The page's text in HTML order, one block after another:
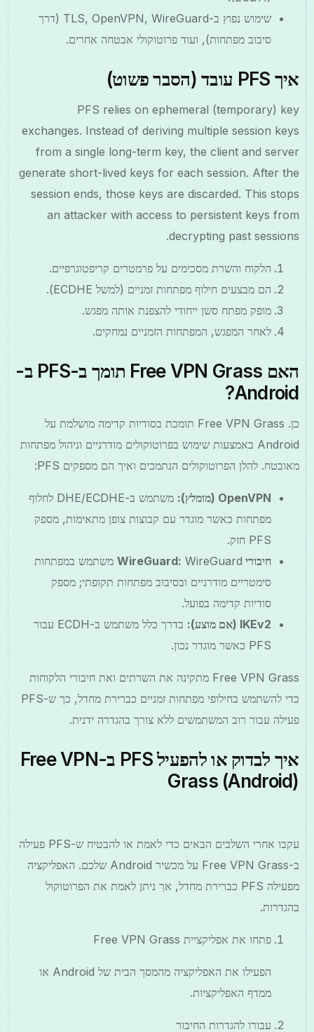
שימוש נפוץ ב-TLS, OpenVPN, WireGuard (דרך
סיבוב מפתחות), ועוד פרוטוקולי אבטחה אחרים.
איך PFS עובד (הסבר פשוט)
PFS relies on ephemeral (temporary) key
exchanges. Instead of deriving multiple session keys
from a single long-term key, the client and server
generate short-lived keys for each session. After the
session ends, those keys are discarded. This stops
an attacker with access to persistent keys from
decrypting past sessions.
הלקוח והשרת מסכימים על פרמטרים קריפטוגרפיים.
הם מבצעים חילוף מפתחות זמניים (למשל ECDHE).
מופק מפתח סשן ייחודי להצפנת אותה מפגש.
לאחר המפגש, המפתחות הזמניים נמחקים.
האם Free VPN Grass תומך ב-PFS ב-
Android?
כן. Free VPN Grass תומכת בסודיות קדימה מושלמת על
Android באמצעות שימוש בפרוטוקולים מודרניים וניהול מפתחות
מאובטח. להלן הפרוטוקולים הנתמכים ואיך הם מספקים PFS:
OpenVPN (מומלץ):
משתמש ב-DHE/ECDHE לחלוף
מפתחות כאשר מוגדר עם קבוצות צופן מתאימות, מספק
PFS חזק.
חיבורי WireGuard:
WireGuard משתמש במפתחות
סימטריים מודרניים ובסיבוב מפתחות תקופתי; מספק
סודיות קדימה בפועל.
IKEv2 (אם מוצע):
בדרך כלל משתמש ב-ECDH עבור
PFS כאשר מוגדר נכון.
Free VPN Grass מתקינה את השרתים ואת חיבורי הלקוחות
כדי להשתמש בחילופי מפתחות זמניים כברירת מחדל, כך ש-PFS
פעילה עבור רוב המשתמשים ללא צורך בהגדרה ידנית.
איך לבדוק או להפעיל PFS ב-Free VPN
Grass (Android)
עקבו אחרי השלבים הבאים כדי לאמת או להבטיח ש-PFS פעילה
ב-Free VPN Grass על מכשיר Android שלכם. האפליקציה
מפעילה PFS כברירת מחדל, אך ניתן לאמת את הפרוטוקול
בהגדרות.
פתחו את אפליקציית Free VPN Grass
הפעילו את האפליקציה מהמסך הבית של Android או
ממדף האפליקציות.
עבורו להגדרות החיבור